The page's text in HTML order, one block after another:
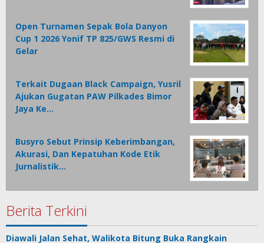
Open Turnamen Sepak Bola Danyon
Cup 1 2026 Yonif TP 825/GWS Resmi di
Gelar
Terkait Dugaan Black Campaign, Yusril
Ajukan Gugatan PAW Pilkades Bimor
Jaya Ke…
Busyro Sebut Prinsip Keberimbangan,
Akurasi, Dan Kepatuhan Kode Etik
Jurnalistik…
Berita Terkini
Diawali Jalan Sehat, Walikota Bitung Buka Rangkain